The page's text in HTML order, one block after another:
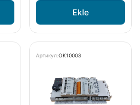
Артикул:OK10003